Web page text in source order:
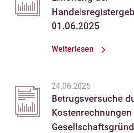
01.06.2025
Weiterlesen
24.06.2025
Betrugsversuche
Kostenrechnungen